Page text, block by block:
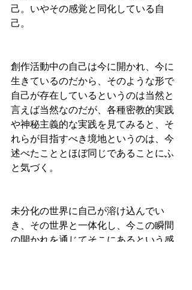
己。いやその感覚と同化している自
己。
創作活動中の自己は今に開かれ、今に
生きているのだから、そのような形で
自己が存在しているというのは当然と
言えば当然なのだが、各種密教的実践
や神秘主義的な実践を見てみると、そ
れらが目指すべき境地というのは、今
述べたこととほぼ同じであることにふ
と気づく。
未分化の世界に自己が溶け込んでい
き、その世界と一体化し、今この瞬間
の開かれを通じてそこにあるという感